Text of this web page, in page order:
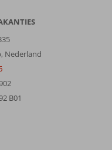
Nederland
B01